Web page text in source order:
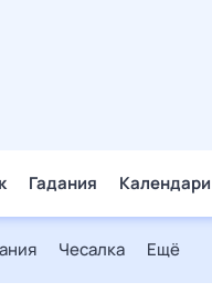
Гадания Календари
Чесалка Ещё